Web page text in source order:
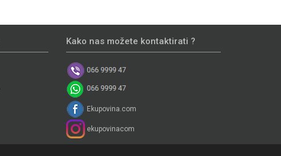
Kako nas možete kontaktirati ?
Ekupovina.com
ekupovinacom